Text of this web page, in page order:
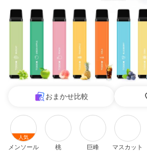
おまかせ比較
人気
メンソール 桃 巨峰 マスカット